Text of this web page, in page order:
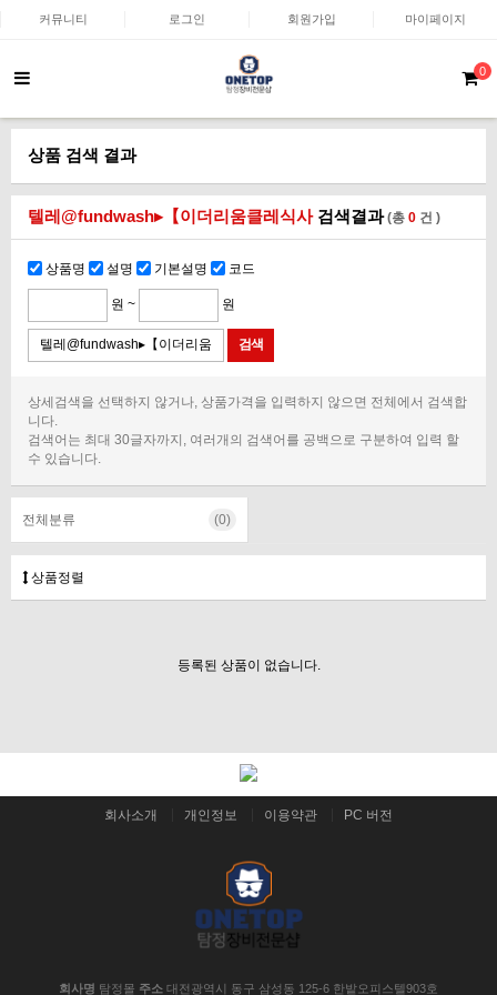
커뮤니티 로그인 회원가입 마이페이지
0
상품 검색 결과
텔레@fundwash▸【이더리움클레식사검색결과(총 0 건 )
상품명 설명 기본설명 코드
원 ~ 원
상세검색을 선택하지 않거나, 상품가격을 입력하지 않으면 전체에서 검색합
니다.
검색어는 최대 30글자까지, 여러개의 검색어를 공백으로 구분하여 입력 할
수 있습니다.
전체분류 (0)
상품정렬
등록된 상품이 없습니다.
회사소개 개인정보 이용약관 PC 버전
회사명 탐정몰 주소 대전광역시 동구 삼성동 125-6 한밭오피스텔903호